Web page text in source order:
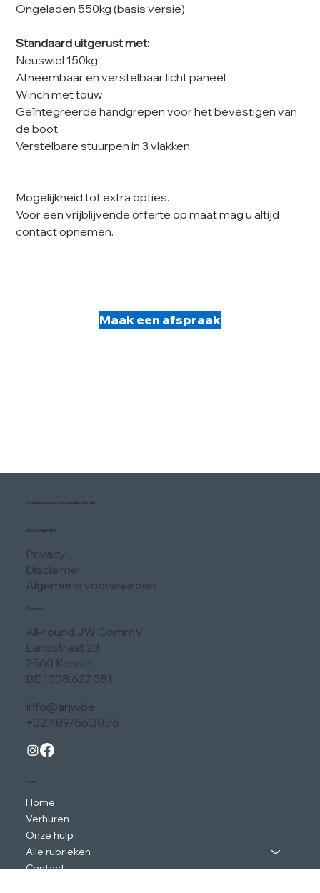
Ongeladen 550kg (basis versie)
Standaard uitgerust met:
Neuswiel 150kg
Afneembaar en verstelbaar licht paneel
Winch met touw
Geïntegreerde handgrepen voor het bevestigen van
de boot
Verstelbare stuurpen in 3 vlakken
Mogelijkheid tot extra opties.
Voor een vrijblijvende offerte op maat mag u altijd
contact opnemen.
Maak een afspraak
Aanhangwagen en Verhuur Center
Voorwaarden
Privacy
Disclaimer
Algemene voorwaarden
Contact
All-round JW CommV
Landstraat 23
2560 Kessel
BE 1008.627.081
Info@arjw.be
+32 489/66.30.76
Menu
Home
Verhuren
Onze hulp
Alle rubrieken
Contact